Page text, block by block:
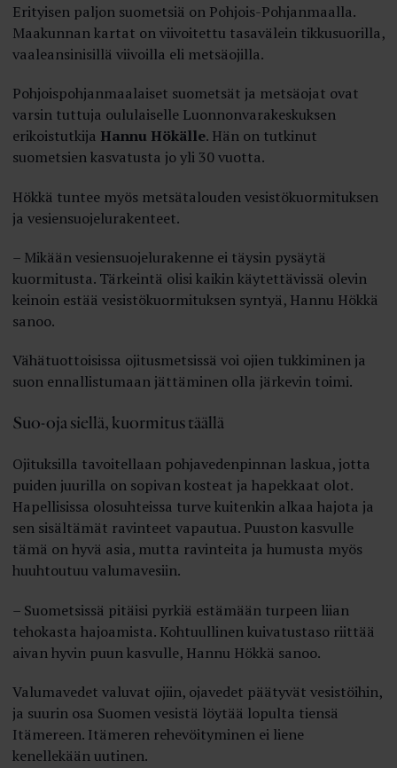
Erityisen paljon suometsiä on Pohjois-­Pohjanmaalla.
Maakunnan kartat on viivoitettu tasavälein tikkusuorilla,
vaaleansinisillä viivoilla eli metsäojilla.
Pohjoispohjanmaalaiset suometsät ja metsäojat ovat
varsin tuttuja oululaiselle Luonnonvarakeskuksen
erikoistutkija Hannu Hökälle. Hän on tutkinut
suometsien kasvatusta jo yli 30 vuotta.
Hökkä tuntee myös metsätalouden vesistökuormituksen
ja vesiensuojelurakenteet.
– Mikään vesiensuojelurakenne ei täysin pysäytä
kuormitusta. Tärkeintä olisi kaikin käytettävissä olevin
keinoin estää vesistökuormituksen syntyä, Hannu Hökkä
sanoo.
Vähätuottoisissa ojitusmetsissä voi ojien tukkiminen ja
suon ennallistumaan jättäminen olla järkevin toimi.
Suo-oja siellä, kuormitus täällä
Ojituksilla tavoitellaan pohjavedenpinnan laskua, jotta
puiden juurilla on sopivan kosteat ja hapekkaat olot.
Hapellisissa olosuhteissa turve kuitenkin alkaa hajota ja
sen sisältämät ravinteet vapautua. Puuston kasvulle
tämä on hyvä asia, mutta ravinteita ja humusta myös
huuhtoutuu valumavesiin.
– Suometsissä pitäisi pyrkiä estämään turpeen liian
tehokasta hajoamista. Kohtuullinen kuivatustaso riittää
aivan hyvin puun kasvulle, Hannu Hökkä sanoo.
Valumavedet valuvat ojiin, ojavedet päätyvät vesistöihin,
ja suurin osa Suomen vesistä löytää lopulta tiensä
Itämereen. Itämeren rehevöityminen ei liene
kenellekään uutinen.